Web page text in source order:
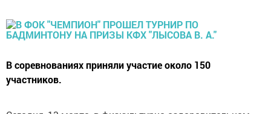
В соревнованиях приняли участие около 150
участников.